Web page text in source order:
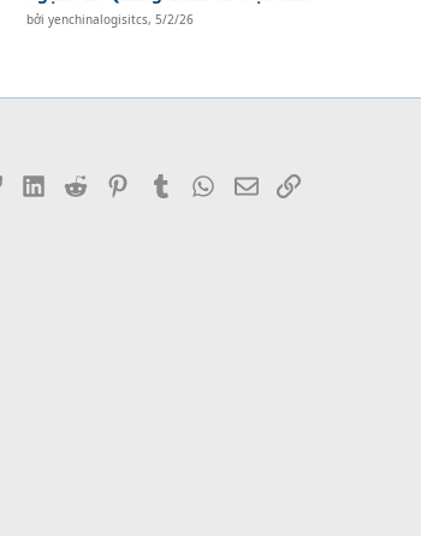
bởi yenchinalogisitcs, 5/2/26
BlueskyLinkedIn
Reddit PinterestTumblr WhatsApp
EmailLink